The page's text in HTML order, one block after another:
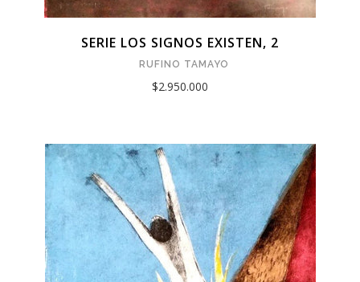
SERIE LOS SIGNOS EXISTEN, 2
RUFINO TAMAYO
$2.950.000